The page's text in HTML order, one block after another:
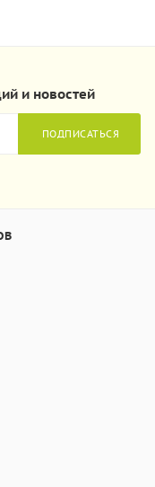
и новостей
ПОДПИСАТЬСЯ